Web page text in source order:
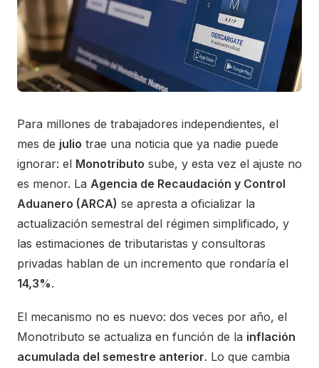
Para millones de trabajadores independientes, el
mes de julio trae una noticia que ya nadie puede
ignorar: el Monotributo sube, y esta vez el ajuste no
es menor. La Agencia de Recaudación y Control
Aduanero (ARCA) se apresta a oficializar la
actualización semestral del régimen simplificado, y
las estimaciones de tributaristas y consultoras
privadas hablan de un incremento que rondaría el
14,3%.
El mecanismo no es nuevo: dos veces por año, el
Monotributo se actualiza en función de la inflación
acumulada del semestre anterior. Lo que cambia